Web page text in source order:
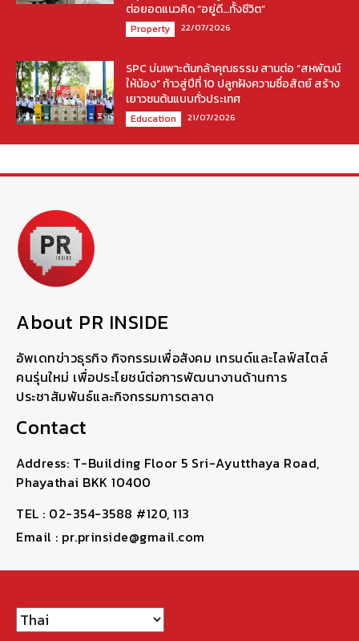
ต่อยอดแนวคิด “อยู่ดี…ทั้งชีวิต”
Property 22/07/2026
SPC บ่มเพาะต้นกล้าคุณธรรม สานต่อ “สหพัฒน์
ให้น้อง” ก้าวสู่ปีที่ 10 ปลูกฝังความซื่อสัตย์ สร้าง
เยาวชนต้นแบบทั่วประเทศ
Education 21/07/2026
About PR INSIDE
อัพเดทข่าวธุรกิจ กิจกรรมเพื่อสังคม เทรนด์และไลฟ์สไตล์
คนรุ่นใหม่ เพื่อประโยชน์ต่อการพัฒนางานด้านการ
ประชาสัมพันธ์และกิจกรรมการตลาด
Contact
Address: T-Building Floor 5 Sri-Ayutthaya Road,
Phayathai BKK 10400
TEL : 02-354-3588 #120, 113
Email : pr.prinside@gmail.com